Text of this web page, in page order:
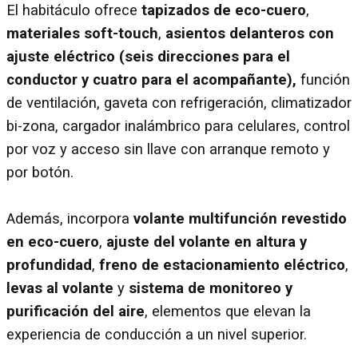
El habitáculo ofrece tapizados de eco-cuero,
materiales soft-touch, asientos delanteros con
ajuste eléctrico (seis direcciones para el
conductor y cuatro para el acompañante), función
de ventilación, gaveta con refrigeración, climatizador
bi-zona, cargador inalámbrico para celulares, control
por voz y acceso sin llave con arranque remoto y
por botón.
Además, incorpora volante multifunción revestido
en eco-cuero, ajuste del volante en altura y
profundidad, freno de estacionamiento eléctrico,
levas al volante y sistema de monitoreo y
purificación del aire, elementos que elevan la
experiencia de conducción a un nivel superior.